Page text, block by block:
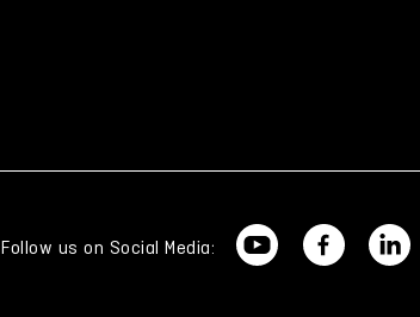
Follow us on Social Media: